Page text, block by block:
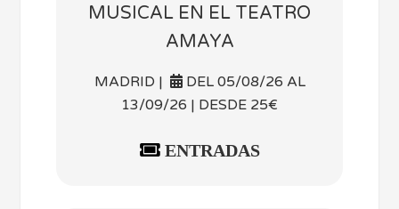
MUSICAL EN EL TEATRO
AMAYA
MADRID |
DEL 05/08/26 AL
13/09/26 | DESDE 25€
ENTRADAS